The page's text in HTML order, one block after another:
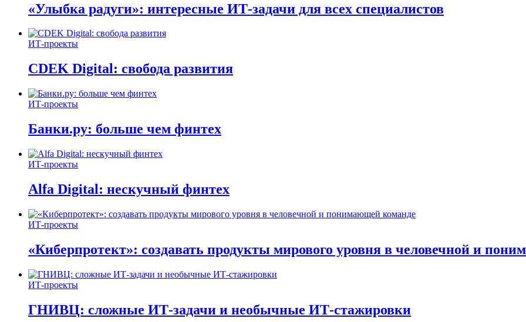
«Улыбка радуги»: интересные ИТ-задачи для всех специалистов
ИТ-проекты
CDEK Digital: свобода развития
ИТ-проекты
Банки.ру: больше чем финтех
ИТ-проекты
Alfa Digital: нескучный финтех
ИТ-проекты
«Киберпротект»: создавать продукты мирового уровня в человечной и
ИТ-проекты
ГНИВЦ: сложные ИТ‑задачи и необычные ИТ‑стажировки